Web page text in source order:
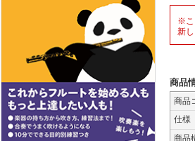
※こ
新
商品
商品
仕様
商品